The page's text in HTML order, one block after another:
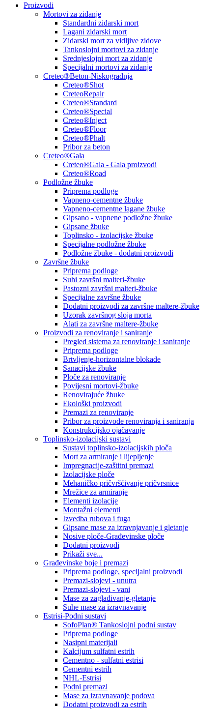
Proizvodi
Mortovi za zidanje
Standardni zidarski mort
Lagani zidarski mort
Zidarski mort za vidljive zidove
Tankoslojni mortovi za zidanje
Srednjeslojni mort za zidanje
Specijalni mortovi za zidanje
Creteo®Beton-Niskogradnja
Creteo®Shot
CreteoRepair
Creteo®Standard
Creteo®Special
Creteo®Inject
Creteo®Floor
Creteo®Phalt
Pribor za beton
Creteo®Gala
Creteo®Gala - Gala proizvodi
Creteo®Road
Podložne žbuke
Priprema podloge
Vapneno-cementne žbuke
Vapneno-cementne lagane žbuke
Gipsano - vapnene podložne žbuke
Gipsane žbuke
Toplinsko - izolacijske žbuke
Specijalne podložne žbuke
Podložne žbuke - dodatni proizvodi
Završne žbuke
Priprema podloge
Suhi završni malteri-žbuke
Pastozni završni malteri-žbuke
Specijalne završne žbuke
Dodatni proizvodi za završne maltere-žbuke
Uzorak završnog sloja morta
Alati za završne maltere-žbuke
Proizvodi za renoviranje i saniranje
Pregled sistema za renoviranje i saniranje
Priprema podloge
Brtvljenje-horizontalne blokade
Sanacijske žbuke
Ploče za renoviranje
Povijesni mortovi-žbuke
Renovirajuće žbuke
Ekološki proizvodi
Premazi za renoviranje
Pribor za proizvode renoviranja i saniranja
Konstrukcijsko ojačavanje
Toplinsko-izolacijski sustavi
Sustavi toplinsko-izolacijskih ploča
Mort za armiranje i lijepljenje
Impregnacije-zaštitni premazi
Izolacijske ploče
Mehaničko pričvršćivanje pričvrsnice
Mrežice za armiranje
Elementi izolacije
Montažni elementi
Izvedba rubova i fuga
Gipsane mase za izravnjavanje i gletanje
Nosive ploče-Građevinske ploče
Dodatni proizvodi
Prikaži sve...
Građevinske boje i premazi
Priprema podloge, specijalni proizvodi
Premazi-slojevi - unutra
Premazi-slojevi - vani
Mase za zaglađivanje-gletanje
Suhe mase za izravnavanje
Estrisi-Podni sustavi
SofoPlan® Tankoslojni podni sustav
Priprema podloge
Nasipni materijali
Kalcijum sulfatni estrih
Cementno - sulfatni estrisi
Cementni estrih
NHL-Estrisi
Podni premazi
Mase za izravnavanje podova
Dodatni proizvodi za estrih